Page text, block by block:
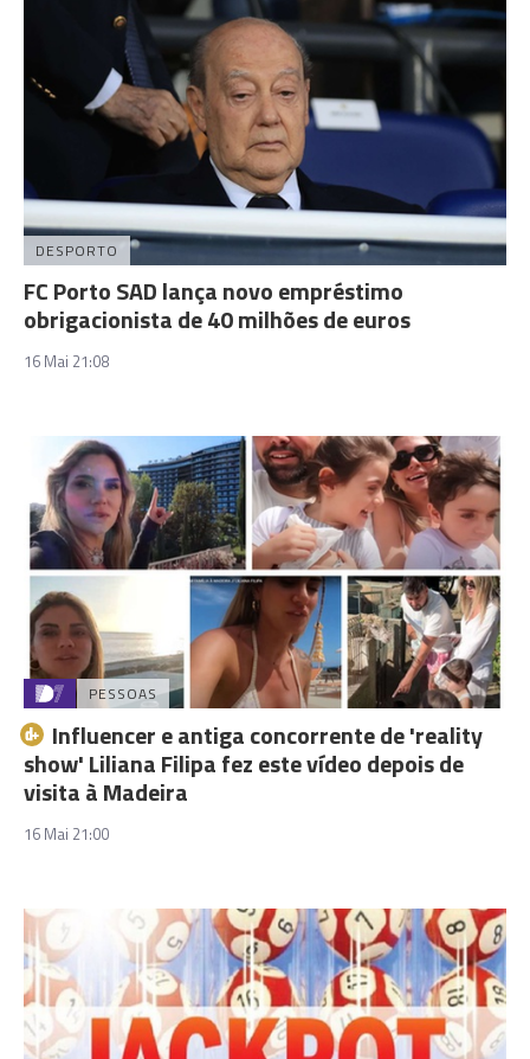
DESPORTO
FC Porto SAD lança novo empréstimo
obrigacionista de 40 milhões de euros
16 Mai 21:08
PESSOAS
Influencer e antiga concorrente de 'reality
show' Liliana Filipa fez este vídeo depois de
visita à Madeira
16 Mai 21:00